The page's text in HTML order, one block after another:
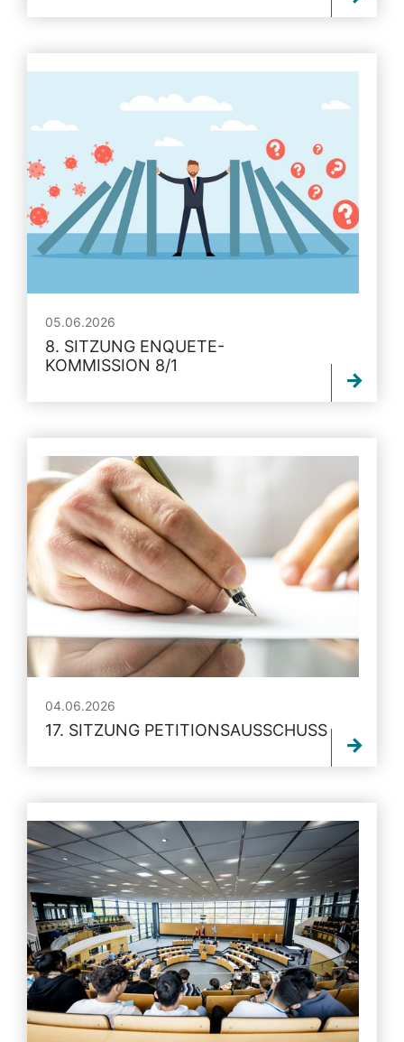
05.06.2026
8. SITZUNG ENQUETE-
KOMMISSION 8/1
04.06.2026
17. SITZUNG PETITIONSAUSSCHUSS